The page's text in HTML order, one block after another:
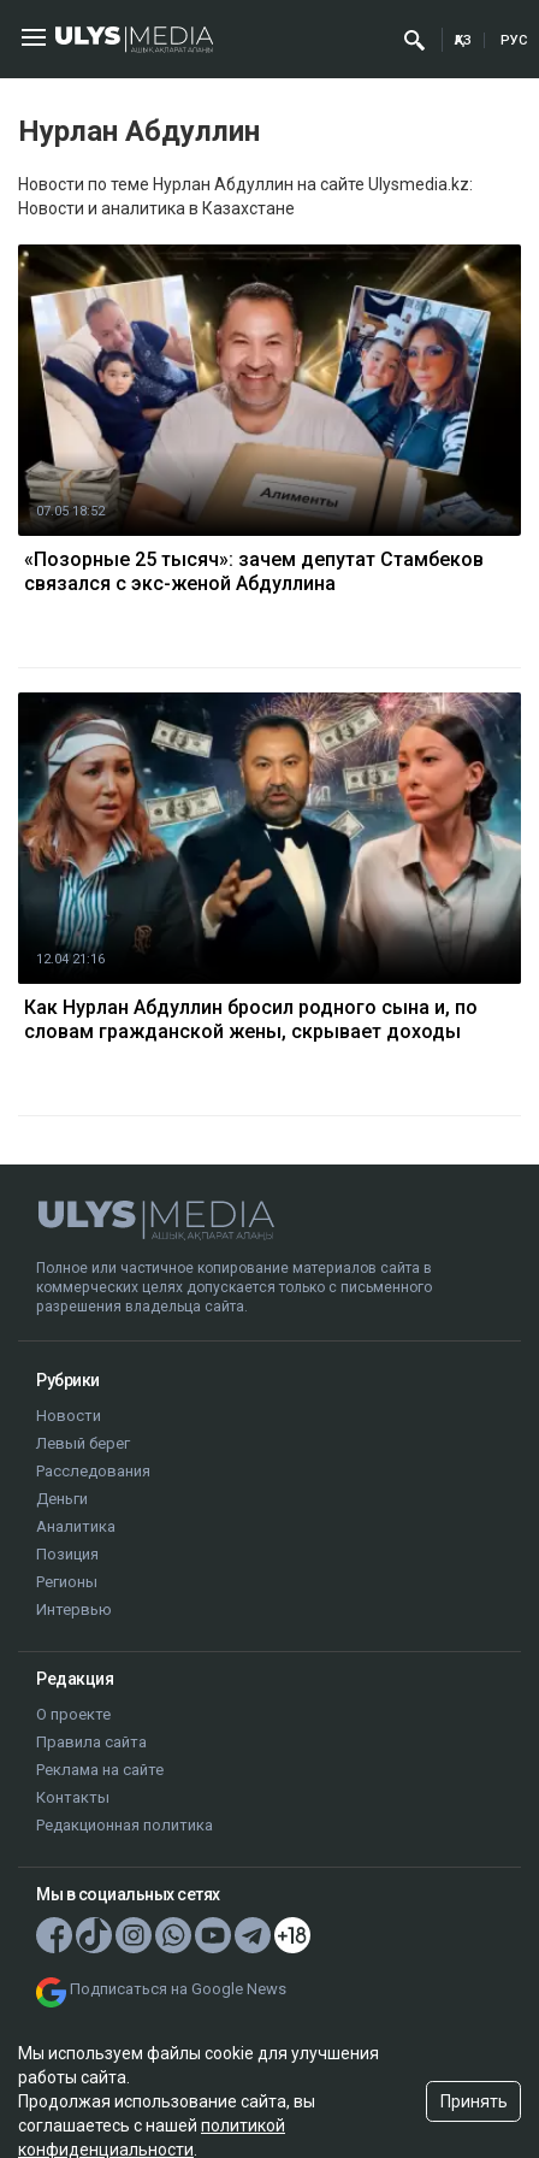
ҚАЗ РУС
Нурлан Абдуллин
Новости по теме Нурлан Абдуллин на сайте Ulysmedia.kz:
Новости и аналитика в Казахстане
07.05 18:52
«Позорные 25 тысяч»: зачем депутат Стамбеков
связался с экс-женой Абдуллина
12.04 21:16
Как Нурлан Абдуллин бросил родного сына и, по
словам гражданской жены, скрывает доходы
Полное или частичное копирование материалов сайта в
коммерческих целях допускается только с письменного
разрешения владельца сайта.
Рубрики
Новости
Левый берег
Расследования
Деньги
Аналитика
Позиция
Регионы
Интервью
Редакция
О проекте
Правила сайта
Реклама на сайте
Контакты
Редакционная политика
Мы в социальных сетях
Подписаться на Google News
© 2026. ТОО "Ulys Media Group". Все права защищены.
Мы используем файлы cookie для улучшения
работы сайта.
Продолжая использование сайта, вы
соглашаетесь с нашей политикой
конфиденциальности
Принять